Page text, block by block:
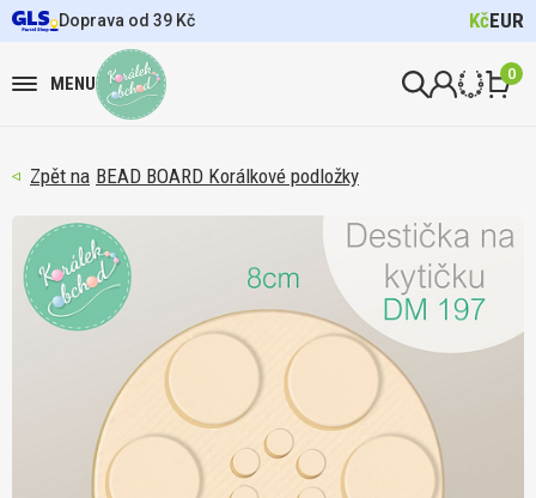
Doprava od 39 Kč KčEUR
MENU 0
BEAD BOARD Korálkové podložky